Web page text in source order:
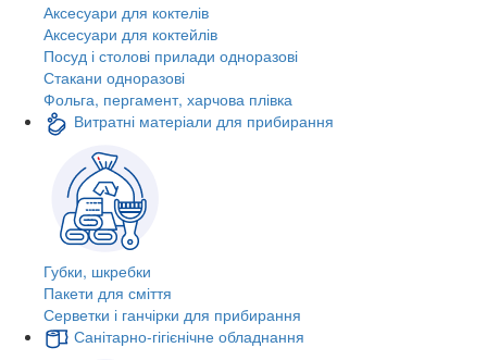
Аксесуари для коктелів
Аксесуари для коктейлів
Посуд і столові прилади одноразові
Стакани одноразові
Фольга, пергамент, харчова плівка
Витратні матеріали для прибирання
Губки, шкребки
Пакети для сміття
Серветки і ганчірки для прибирання
Санітарно-гігієнічне обладнання